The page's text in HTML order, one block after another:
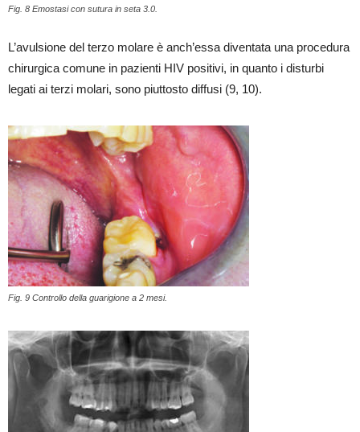
Fig. 8 Emostasi con sutura in seta 3.0.
L’avulsione del terzo molare è anch’essa diventata una procedura
chirurgica comune in pazienti HIV positivi, in quanto i disturbi
legati ai terzi molari, sono piuttosto diffusi (9, 10).
Fig. 9 Controllo della guarigione a 2 mesi.